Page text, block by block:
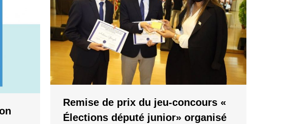
Remise de prix du jeu-concours «
Élections député junior» organisé